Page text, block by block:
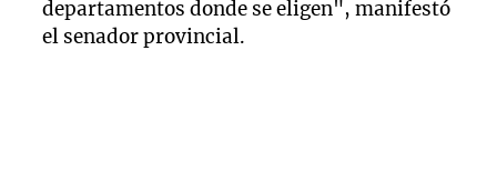
departamentos donde se eligen", manifestó
el senador provincial.